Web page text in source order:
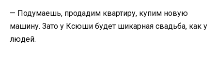
— Подумаешь, продадим квартиру, купим новую
машину. Зато у Ксюши будет шикарная свадьба, как у
людей.